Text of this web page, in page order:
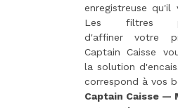
enregistreuse
Les filtres
d'affiner votre
Captain Caisse
la solution
correspond à vos
Captain Caisse —